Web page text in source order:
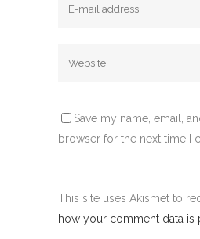
Save my name, email,
browser for the next time I
This site uses Akismet to
how your comment data is